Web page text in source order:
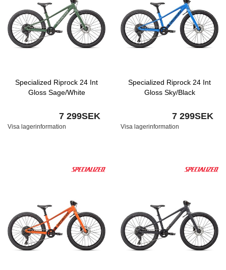
Specialized Riprock 24 Int
Gloss Sage/White
7 299SEK
Visa lagerinformation
Specialized Riprock 24 Int
Gloss Sky/Black
7 299SEK
Visa lagerinformation